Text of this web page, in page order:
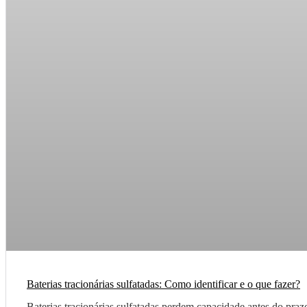
Baterias tracionárias sulfatadas: Como identificar e o que fazer?